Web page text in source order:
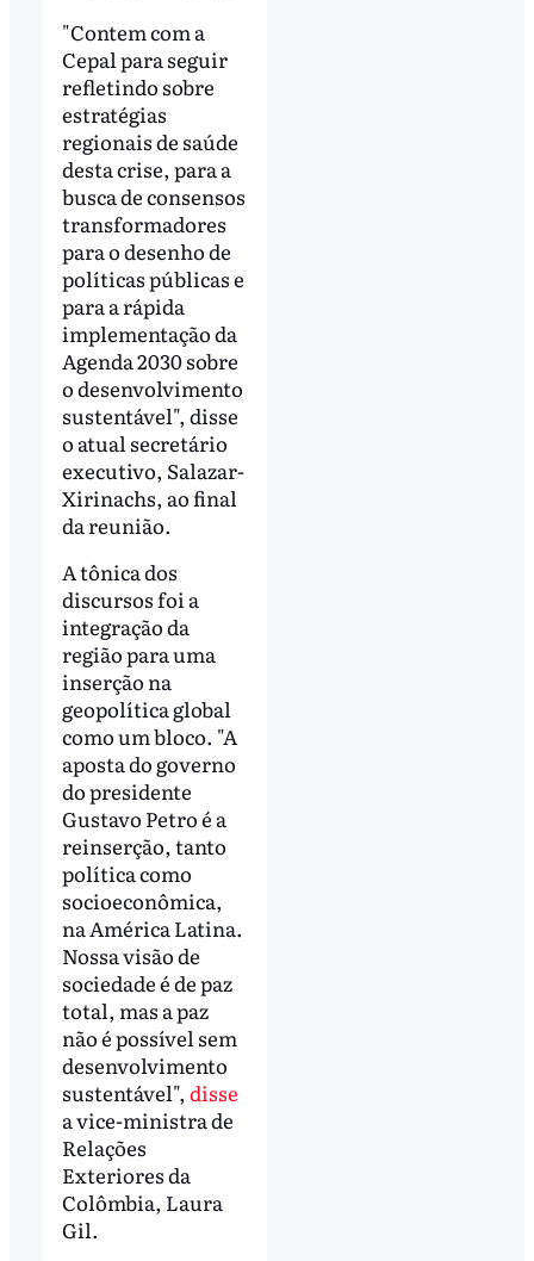
"Contem com a
Cepal para seguir
refletindo sobre
estratégias
regionais de saúde
desta crise, para a
busca de consensos
transformadores
para o desenho de
políticas públicas e
para a rápida
implementação da
Agenda 2030 sobre
o desenvolvimento
sustentável", disse
o atual secretário
executivo, Salazar-
Xirinachs, ao final
da reunião.
A tônica dos
discursos foi a
integração da
região para uma
inserção na
geopolítica global
como um bloco. "A
aposta do governo
do presidente
Gustavo Petro é a
reinserção, tanto
política como
socioeconômica,
na América Latina.
Nossa visão de
sociedade é de paz
total, mas a paz
não é possível sem
desenvolvimento
sustentável", disse
a vice-ministra de
Relações
Exteriores da
Colômbia, Laura
Gil.